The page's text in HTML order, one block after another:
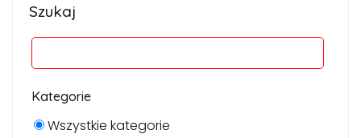
Szukaj
Kategorie
Wszystkie kategorie